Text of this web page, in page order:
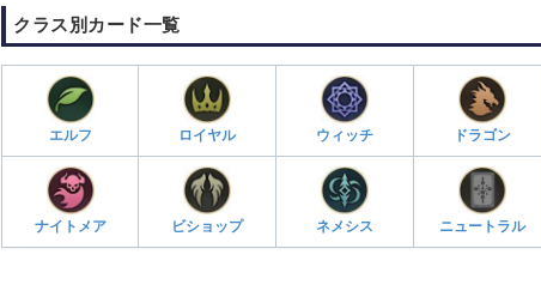
クラス別カード一覧
エルフ ロイヤル ウィッチ ドラゴン
ナイトメア ビショップ ネメシス ニュートラル